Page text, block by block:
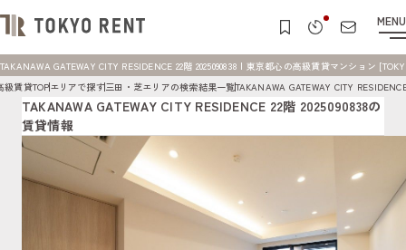
MENU
TAKANAWA GATEWAY CITY RESIDENCE 22階 2025090838 | 東京都心の高級賃貸マンション
級賃貸TOPエリアで探す三田・芝エリアの検索結果一覧TAKANAWA GATEWAY CITY
TAKANAWA GATEWAY CITY RESIDENCE 22階 2025090838の
賃貸情報